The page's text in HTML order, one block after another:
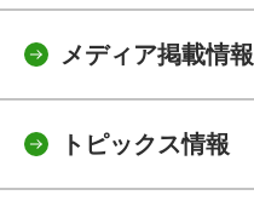
メディア掲載情報
トピックス情報